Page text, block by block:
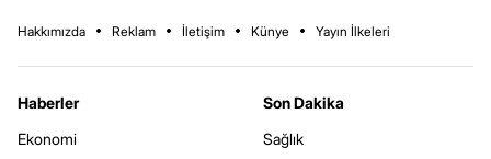
Hakkımızda Reklam İletişim Künye Yayın İlkeleri
Haberler
Ekonomi
Son Dakika
Sağlık